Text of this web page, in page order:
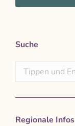
Suche
Search:
Regionale Infos